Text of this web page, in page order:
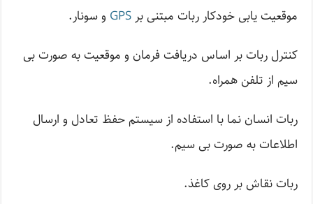
موقعیت یابی خودکار ربات مبتنی برGPS و سونار.
کنترل ربات بر اساس دریافت فرمان و موقعیت به صورت بی
سیم از تلفن همراه.
ربات انسان نما با استفاده از سیستم حفظ تعادل و ارسال
اطلاعات به صورت بی سیم.
ربات نقاش بر روی کاغذ.